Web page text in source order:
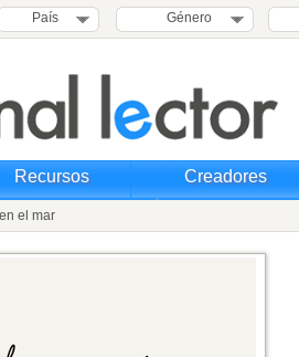
País Género
Recursos Creadores
el mar